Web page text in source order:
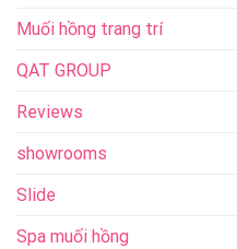
Muối hồng trang trí
QAT GROUP
Reviews
showrooms
Slide
Spa muối hồng